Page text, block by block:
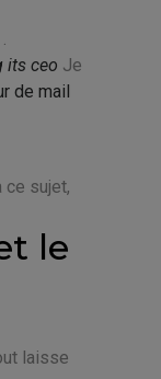
its ceo Je
de mail
ce sujet,
le
laisse